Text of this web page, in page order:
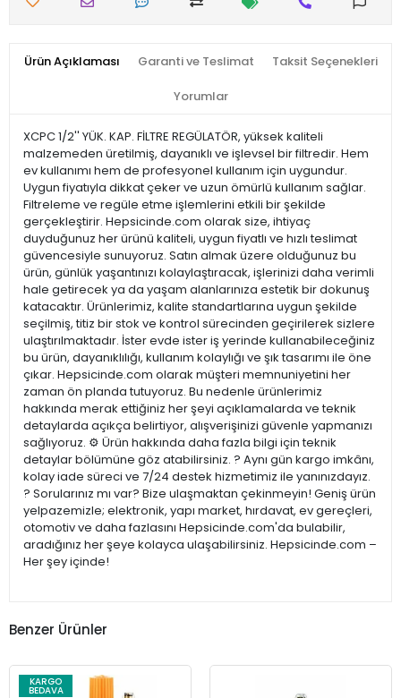
Ürün Açıklaması Garanti ve Teslimat Taksit Seçenekleri
Yorumlar
XCPC 1/2'' YÜK. KAP. FİLTRE REGÜLATÖR, yüksek kaliteli
malzemeden üretilmiş, dayanıklı ve işlevsel bir filtredir. Hem
ev kullanımı hem de profesyonel kullanım için uygundur.
Uygun fiyatıyla dikkat çeker ve uzun ömürlü kullanım sağlar.
Filtreleme ve regüle etme işlemlerini etkili bir şekilde
gerçekleştirir. Hepsicinde.com olarak size, ihtiyaç
duyduğunuz her ürünü kaliteli, uygun fiyatlı ve hızlı teslimat
güvencesiyle sunuyoruz. Satın almak üzere olduğunuz bu
ürün, günlük yaşantınızı kolaylaştıracak, işlerinizi daha verimli
hale getirecek ya da yaşam alanlarınıza estetik bir dokunuş
katacaktır. Ürünlerimiz, kalite standartlarına uygun şekilde
seçilmiş, titiz bir stok ve kontrol sürecinden geçirilerek sizlere
ulaştırılmaktadır. İster evde ister iş yerinde kullanabileceğiniz
bu ürün, dayanıklılığı, kullanım kolaylığı ve şık tasarımı ile öne
çıkar. Hepsicinde.com olarak müşteri memnuniyetini her
zaman ön planda tutuyoruz. Bu nedenle ürünlerimiz
hakkında merak ettiğiniz her şeyi açıklamalarda ve teknik
detaylarda açıkça belirtiyor, alışverişinizi güvenle yapmanızı
sağlıyoruz. ⚙️ Ürün hakkında daha fazla bilgi için teknik
detaylar bölümüne göz atabilirsiniz. ? Aynı gün kargo imkânı,
kolay iade süreci ve 7/24 destek hizmetimiz ile yanınızdayız.
? Sorularınız mı var? Bize ulaşmaktan çekinmeyin! Geniş ürün
yelpazemizle; elektronik, yapı market, hırdavat, ev gereçleri,
otomotiv ve daha fazlasını Hepsicinde.com'da bulabilir,
aradığınız her şeye kolayca ulaşabilirsiniz. Hepsicinde.com –
Her şey içinde!
Benzer Ürünler
KARGO
BEDAVA